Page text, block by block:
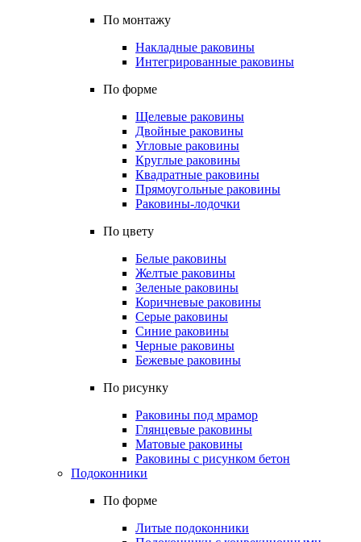
По монтажу
Накладные раковины
Интегрированные раковины
По форме
Щелевые раковины
Двойные раковины
Угловые раковины
Круглые раковины
Квадратные раковины
Прямоугольные раковины
Раковины-лодочки
По цвету
Белые раковины
Желтые раковины
Зеленые раковины
Коричневые раковины
Серые раковины
Синие раковины
Черные раковины
Бежевые раковины
По рисунку
Раковины под мрамор
Глянцевые раковины
Матовые раковины
Раковины с рисунком бетон
Подоконники
По форме
Литые подоконники